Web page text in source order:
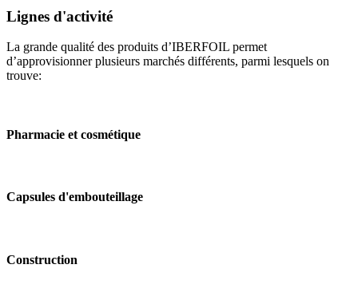
Lignes d'activité
La grande qualité des produits d’IBERFOIL permet
d’approvisionner plusieurs marchés différents, parmi lesquels on
trouve:
Pharmacie et cosmétique
Capsules d'embouteillage
Construction